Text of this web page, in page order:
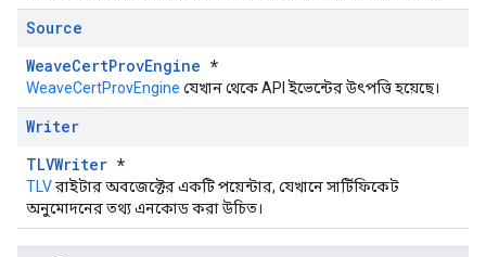
Source
WeaveCertProvEngine *
WeaveCertProvEngine যেখান থেকে API ইভেন্টের উৎপত্তি হয়েছে।
Writer
TLVWriter *
TLVরাইটার অবজেক্টের একটি পয়েন্টার, যেখানে সার্টিফিকেট
অনুমোদনের তথ্য এনকোড করা উচিত।